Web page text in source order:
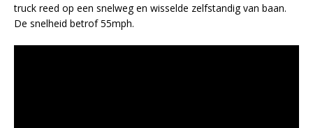
truck reed op een snelweg en wisselde zelfstandig van baan.
De snelheid betrof 55mph.